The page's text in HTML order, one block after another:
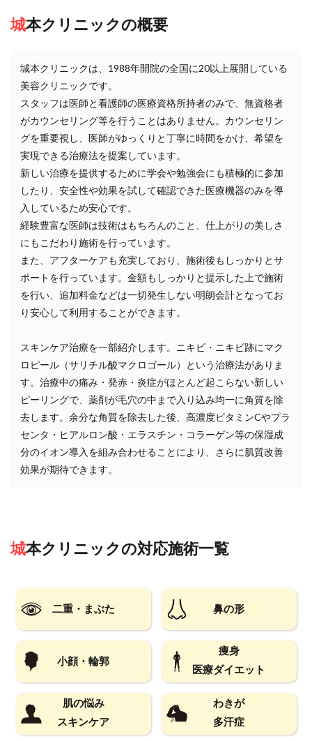
城本クリニックの概要
城本クリニックは、1988年開院の全国に20以上展開している
美容クリニックです。
スタッフは医師と看護師の医療資格所持者のみで、無資格者
がカウンセリング等を行うことはありません。カウンセリン
グを重要視し、医師がゆっくりと丁寧に時間をかけ、希望を
実現できる治療法を提案しています。
新しい治療を提供するために学会や勉強会にも積極的に参加
したり、安全性や効果を試して確認できた医療機器のみを導
入しているため安心です。
経験豊富な医師は技術はもちろんのこと、仕上がりの美しさ
にもこだわり施術を行っています。
また、アフターケアも充実しており、施術後もしっかりとサ
ポートを行っています。金額もしっかりと提示した上で施術
を行い、追加料金などは一切発生しない明朗会計となってお
り安心して利用することができます。
スキンケア治療を一部紹介します。ニキビ・ニキビ跡にマク
ロピール（サリチル酸マクロゴール）という治療法がありま
す。治療中の痛み・発赤・炎症がほとんど起こらない新しい
ピーリングで、薬剤が毛穴の中まで入り込み均一に角質を除
去します。余分な角質を除去した後、高濃度ビタミンCやプラ
センタ・ヒアルロン酸・エラスチン・コラーゲン等の保湿成
分のイオン導入を組み合わせることにより、さらに肌質改善
効果が期待できます。
城本クリニックの対応施術一覧
二重・まぶた 鼻の形
小顔・輪郭
痩身
医療ダイエット
肌の悩み
スキンケア
わきが
多汗症